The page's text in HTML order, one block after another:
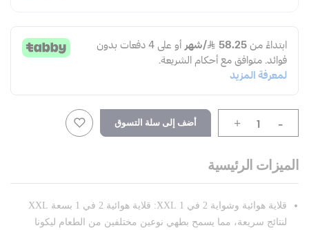
-
+ أضف إلى سلة التسوق
الميزات الرئيسية
قلاية هوائية وشواية 2 في 1 XXL: قلاية هوائية 2 في 1 بسعة XXL
لنتائج سريعة، مما يسمح بطهي نوعين مختلفين من الطعام ليكونا